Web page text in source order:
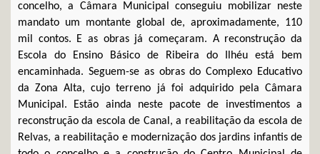
concelho, a Câmara Municipal conseguiu mobilizar neste
mandato um montante global de, aproximadamente, 110
mil contos. E as obras já começaram. A reconstrução da
Escola do Ensino Básico de Ribeira do Ilhéu está bem
encaminhada. Seguem-se as obras do Complexo Educativo
da Zona Alta, cujo terreno já foi adquirido pela Câmara
Municipal. Estão ainda neste pacote de investimentos a
reconstrução da escola de Canal, a reabilitação da escola de
Relvas, a reabilitação e modernização dos jardins infantis de